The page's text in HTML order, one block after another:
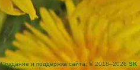
Создание и поддержка сайта: © 2018–2026 SK